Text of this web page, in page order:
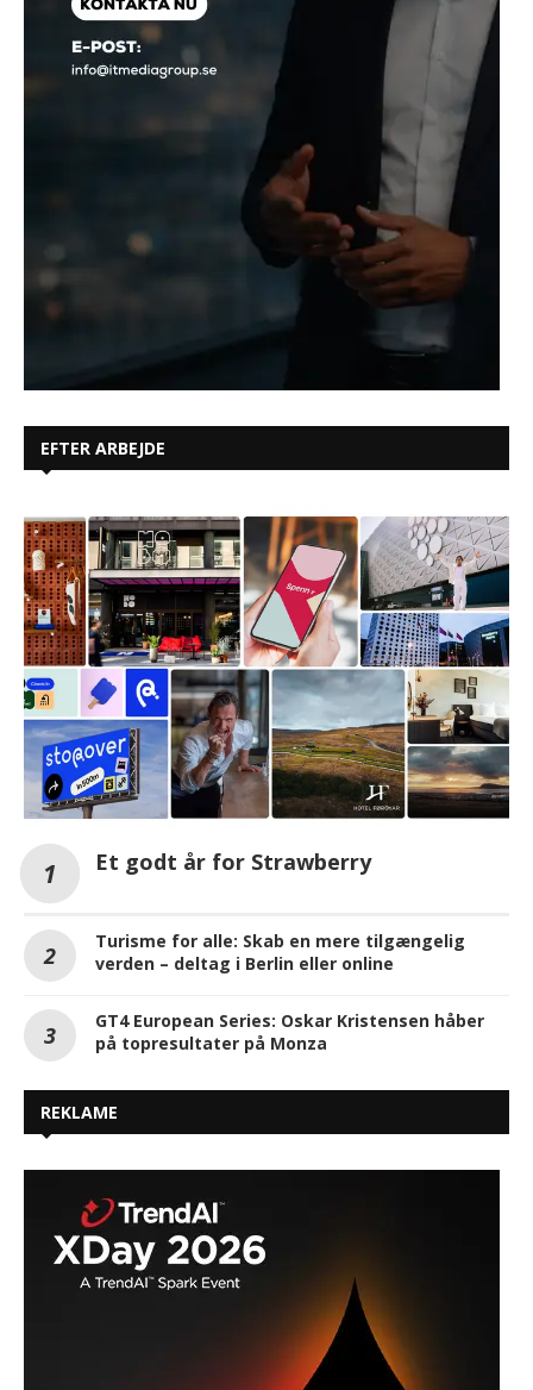
EFTER ARBEJDE
Et godt år for Strawberry
Turisme for alle: Skab en mere tilgængelig
verden – deltag i Berlin eller online
GT4 European Series: Oskar Kristensen håber
på topresultater på Monza
REKLAME